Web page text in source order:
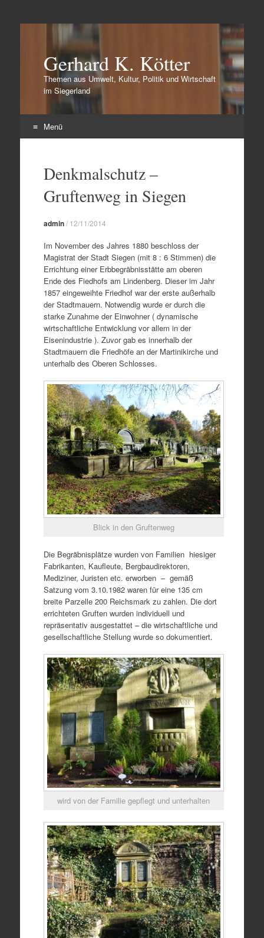
Gerhard K. Kötter
Themen aus Umwelt, Kultur, Politik und Wirtschaft
im Siegerland
Menü
springenDenkmalschutz –
Gruftenweg in Siegen
admin/ 12/11/2014
Im November des Jahres 1880 beschloss der
Magistrat der Stadt Siegen (mit 8 : 6 Stimmen) die
Errichtung einer Erbbegräbnisstätte am oberen
Ende des Fiedhofs am Lindenberg. Dieser im Jahr
1857 eingeweihte Friedhof war der erste außerhalb
der Stadtmauern. Notwendig wurde er durch die
starke Zunahme der Einwohner ( dynamische
wirtschaftliche Entwicklung vor allem in der
Eisenindustrie ). Zuvor gab es innerhalb der
Stadtmauern die Friedhöfe an der Martinikirche und
unterhalb des Oberen Schlosses.
Blick in den Gruftenweg
Die Begräbnisplätze wurden von Familien hiesiger
Fabrikanten, Kaufleute, Bergbaudirektoren,
Mediziner, Juristen etc. erworben – gemäß
Satzung vom 3.10.1982 waren für eine 135 cm
breite Parzelle 200 Reichsmark zu zahlen. Die dort
errichteten Gruften wurden individuell und
repräsentativ ausgestattet – die wirtschaftliche und
gesellschaftliche Stellung wurde so dokumentiert.
wird von der Familie gepflegt und unterhalten